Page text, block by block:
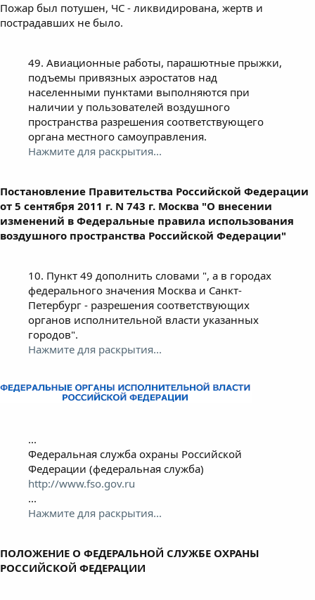
Пожар был потушен, ЧС - ликвидирована, жертв и
пострадавших не было.
49. Авиационные работы, парашютные прыжки,
подъемы привязных аэростатов над
населенными пунктами выполняются при
наличии у пользователей воздушного
пространства разрешения соответствующего
органа местного самоуправления.
Нажмите для раскрытия...
Постановление Правительства Российской Федерации
от 5 сентября 2011 г. N 743 г. Москва "О внесении
изменений в Федеральные правила использования
воздушного пространства Российской Федерации"
10. Пункт 49 дополнить словами ", а в городах
федерального значения Москва и Санкт-
Петербург - разрешения соответствующих
органов исполнительной власти указанных
городов".
Нажмите для раскрытия...
...
Федеральная служба охраны Российской
Федерации (федеральная служба)
http://www.fso.gov.ru
...
Нажмите для раскрытия...
ПОЛОЖЕНИЕ О ФЕДЕРАЛЬНОЙ СЛУЖБЕ ОХРАНЫ
РОССИЙСКОЙ ФЕДЕРАЦИИ